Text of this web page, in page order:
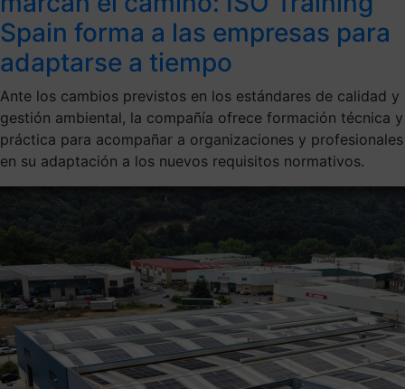
Spain forma a las empresas para
adaptarse a tiempo
Ante los cambios previstos en los estándares de calidad y
gestión ambiental, la compañía ofrece formación técnica y
práctica para acompañar a organizaciones y profesionales
en su adaptación a los nuevos requisitos normativos.